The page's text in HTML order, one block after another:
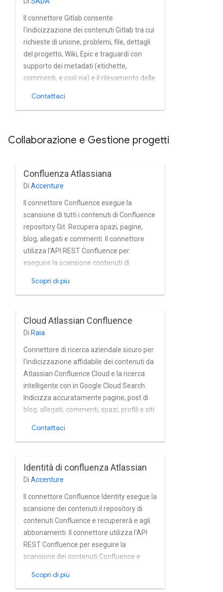
Il connettore Gitlab consente
l'indicizzazione dei contenuti Gitlab tra cui
richieste di unione, problemi, file, dettagli
del progetto, Wiki, Epic e traguardi con
supporto dei metadati (etichette,
commenti, e così via) e il rilevamento delle
Gitlab per eseguire il pull dei contenuti di
Contattaci
Collaborazione e Gestione progetti
Confluenza Atlassiana
Di Accenture
Il connettore Confluence esegue la
scansione di tutti i contenuti di Confluence
repository Git. Recupera spazi, pagine,
blog, allegati e commenti. Il connettore
utilizza l'API REST Confluence per
eseguire la scansione contenuti di
anticipata, la scansione incrementale
Scopri di più
Cloud Atlassian Confluence
Di Raia
Connettore di ricerca aziendale sicuro per
l'indicizzazione affidabile dei contenuti da
Atlassian Confluence Cloud e la ricerca
intelligente con in Google Cloud Search.
Indicizza accuratamente pagine, post di
blog, allegati, commenti, spazi, profili e siti
Cloud gestione dei dispositivi.
Contattaci
Identità di confluenza Atlassian
Di Accenture
Il connettore Confluence Identity esegue la
scansione dei contenuti il repository di
contenuti Confluence e recupererà e agli
abbonamenti. Il connettore utilizza l'API
REST Confluence per eseguire la
scansione dei contenuti Confluence e
installazioni cloud.
Scopri di più